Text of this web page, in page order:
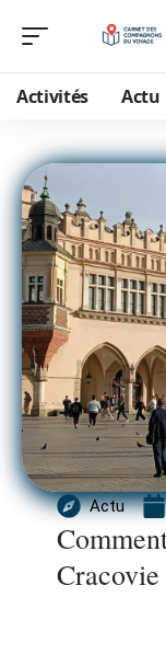
Activités Actu
Actu